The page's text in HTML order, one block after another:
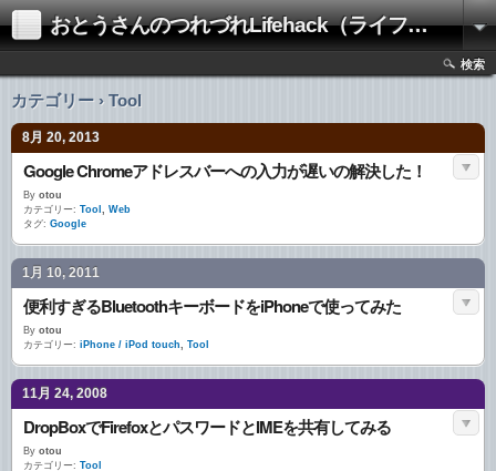
おとうさんのつれづれLifehack（ライフハック）
検索
カテゴリー › Tool
8月 20, 2013
Google Chromeアドレスバーへの入力が遅いの解決した！
By otou
カテゴリー: Tool , Web
タグ: Google
1月 10, 2011
便利すぎるBluetoothキーボードをiPhoneで使ってみた
By otou
カテゴリー: iPhone / iPod touch, Tool
11月 24, 2008
DropBoxでFirefoxとパスワードとIMEを共有してみる
By otou
カテゴリー: Tool